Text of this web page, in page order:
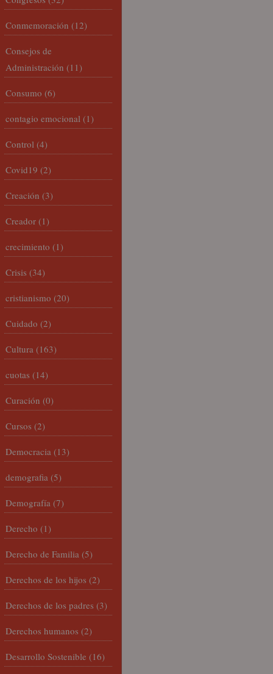
Conmemoración (12)
Consejos de
Administración (11)
Consumo (6)
contagio emocional (1)
Control (4)
Covid19 (2)
Creación (3)
Creador (1)
crecimiento (1)
Crisis (34)
cristianismo (20)
Cuidado (2)
Cultura (163)
cuotas (14)
Curación (0)
Cursos (2)
Democracia (13)
demografia (5)
Demografía (7)
Derecho (1)
Derecho de Familia (5)
Derechos de los hijos (2)
Derechos de los padres (3)
Derechos humanos (2)
Desarrollo Sostenible (16)